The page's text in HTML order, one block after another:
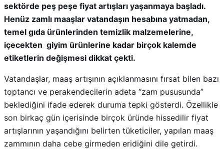
sektörde peş peşe fiyat artışları yaşanmaya başladı.
Henüz zamlı maaşlar vatandaşın hesabına yatmadan,
temel gıda ürünlerinden temizlik malzemelerine,
içecekten giyim ürünlerine kadar birçok kalemde
etiketlerin değişmesi dikkat çekti.
Vatandaşlar, maaş artışının açıklanmasını fırsat bilen bazı
toptancı ve perakendecilerin adeta “zam pususunda”
beklediğini ifade ederek duruma tepki gösterdi. Özellikle
son birkaç gün içerisinde birçok üründe hissedilir fiyat
artışlarının yaşandığını belirten tüketiciler, yapılan maaş
zammının daha cebe girmeden eridiğini dile getirdi.